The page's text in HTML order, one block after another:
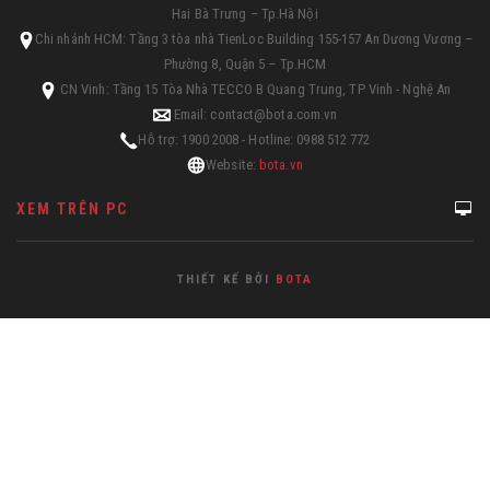
Hai Bà Trưng – Tp.Hà Nội
Chi nhánh HCM: Tầng 3 tòa nhà TienLoc Building 155-157 An Dương Vương –
Phường 8, Quận 5 – Tp.HCM
CN Vinh: Tầng 15 Tòa Nhà TECCO B Quang Trung, TP Vinh - Nghệ An
Email: contact@bota.com.vn
Hỗ trợ: 1900 2008 - Hotline: 0988 512 772
Website: bota.vn
XEM TRÊN PC
THIẾT KẾ BỞI BOTA